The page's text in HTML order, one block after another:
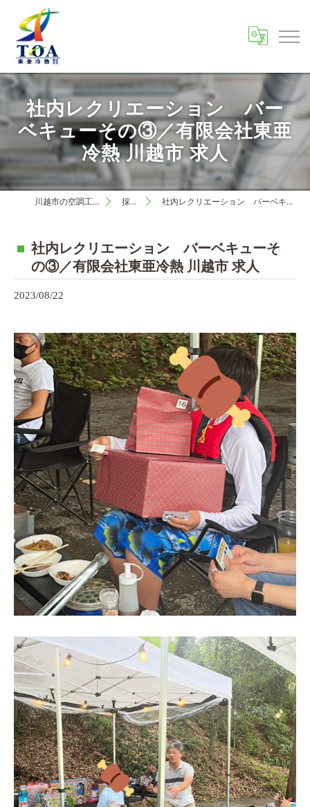
社内レクリエーション バー
ベキューその③／有限会社東亜
冷熱 川越市 求人
川越市の空調工事は東亜冷熱株式会社 採用ブログ 社内レクリエーション バーベキューその③／有限会社東亜冷熱 川越市 求人
社内レクリエーション バーベキューそ
の③／有限会社東亜冷熱 川越市 求人
2023/08/22